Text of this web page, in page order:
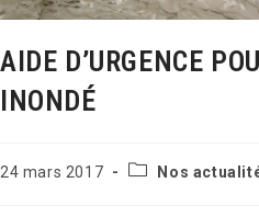
AIDE D’URGENCE
INONDÉ
Publication
24 mars 2017
PostNos